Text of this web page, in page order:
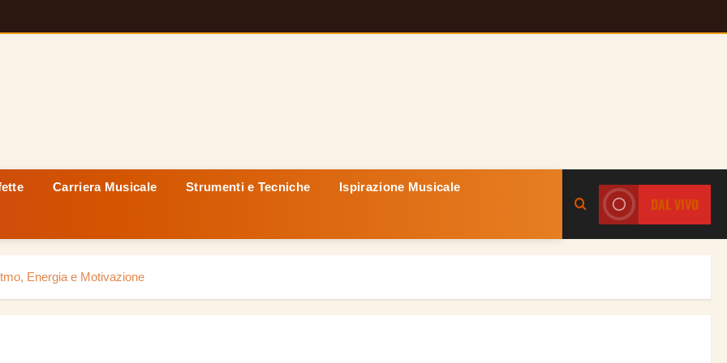
Carriera Musicale Strumenti e Tecniche Ispirazione Musicale
DAL VIVO
Energia e Motivazione